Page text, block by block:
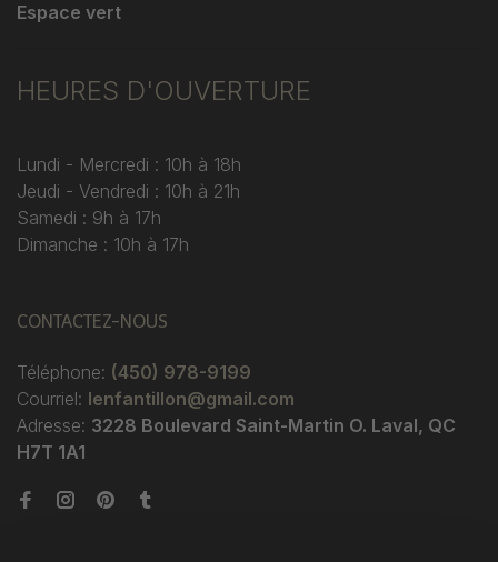
Espace vert
HEURES D'OUVERTURE
Lundi - Mercredi : 10h à 18h
Jeudi - Vendredi : 10h à 21h
Samedi : 9h à 17h
Dimanche : 10h à 17h
CONTACTEZ-NOUS
Téléphone: (450) 978-9199
Courriel: lenfantillon@gmail.com
Adresse: 3228 Boulevard Saint-Martin O. Laval, QC
H7T 1A1